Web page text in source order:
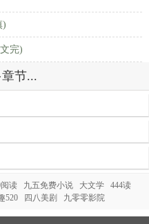
)
完)
节...
读 九五免费小说 大文学
444读
520 四八美剧 九零零影院